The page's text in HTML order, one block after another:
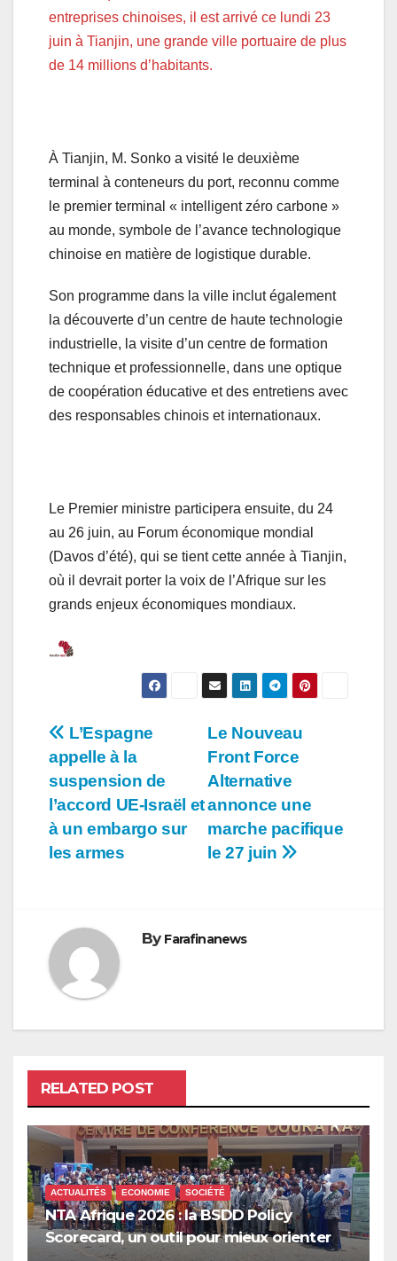
entreprises chinoises, il est arrivé ce lundi 23
juin à Tianjin, une grande ville portuaire de plus
de 14 millions d’habitants.
À Tianjin, M. Sonko a visité le deuxième
terminal à conteneurs du port, reconnu comme
le premier terminal « intelligent zéro carbone »
au monde, symbole de l’avance technologique
chinoise en matière de logistique durable.
Son programme dans la ville inclut également
la découverte d’un centre de haute technologie
industrielle, la visite d’un centre de formation
technique et professionnelle, dans une optique
de coopération éducative et des entretiens avec
des responsables chinois et internationaux.
Le Premier ministre participera ensuite, du 24
au 26 juin, au Forum économique mondial
(Davos d’été), qui se tient cette année à Tianjin,
où il devrait porter la voix de l’Afrique sur les
grands enjeux économiques mondiaux.
Navigation
de
l’article
Le Nouveau
Front Force
Alternative
annonce une
marche pacifique
le 27 juin
L’Espagne
appelle à la
suspension de
l’accord UE-Israël et
à un embargo sur
les armes
By Farafinanews
RELATED POST
ACTUALITÉS ECONOMIE SOCIÉTÉ
NTA Afrique 2026 : la BSDD Policy
Scorecard, un outil pour mieux orienter